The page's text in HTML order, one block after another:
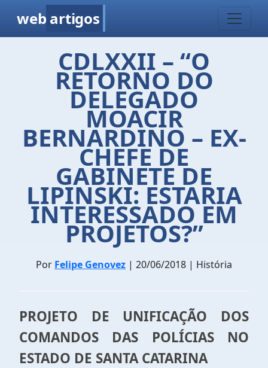
web artigos
CDLXXII – “O
RETORNO DO
DELEGADO
MOACIR
BERNARDINO – EX-
CHEFE DE
GABINETE DE
LIPINSKI: ESTARIA
INTERESSADO EM
PROJETOS?”
Por Felipe Genovez | 20/06/2018 | História
PROJETO DE UNIFICAÇÃO DOS
COMANDOS DAS POLÍCIAS NO
ESTADO DE SANTA CATARINA